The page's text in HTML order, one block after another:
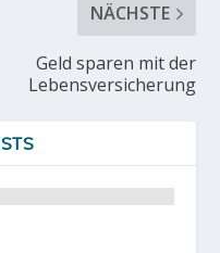
NÄCHSTE
Geld sparen mit der
Lebensversicherung